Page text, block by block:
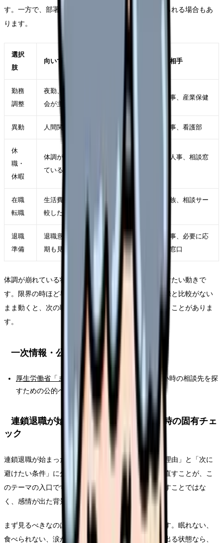
す。一方で、部署・勤務形態・役割が変われば続けられる場合もあ
ります。
選択
肢
向いているケース 確認する相手
勤務
調整
夜勤、残業、受け持ち、委員
会が主因
師長、人事、産業保健
異動 人間関係や診療科相性が主因 師長、人事、看護部
休
職・
休暇
体調が落ち、判断力も下がっ
ている
主治医、人事、相談窓
在職
転職
生活費を守りながら条件を比
較したい
自分、家族、相談サー
退職
準備
退職意思が固く、引き継ぎ時
期も見えている
職場、人事、必要に応
じて外部窓口
体調が崩れている状態で退職届だけを急ぐことは避けたい動きで
す。限界の時ほど早く終わらせたくなりますが、記録と比較がない
まま動くと、次の職場選びで同じ条件を選んでしまうことがありま
す。
一次情報・公的情報
厚生労働省「まもろうよこころ」
：つらさが強い時の相談先を探
すための公的ページです。
連鎖退職が始まった職場に残るべきか時の固有チェ
ック
連鎖退職が始まった職場に残るべきかを「辞めたい理由」と「次に
避けたい条件」に分けて、面接で確認できる言葉に直すことが、こ
のテーマの入口です。納得できる判断は、感情を消すことではな
く、感情が出た背景を確認することから始まります。
まず見るべきなのは、退職の正しさではなく安全です。眠れない、
食べられない、涙が止まらない、出勤前に吐き気が出る状態なら、